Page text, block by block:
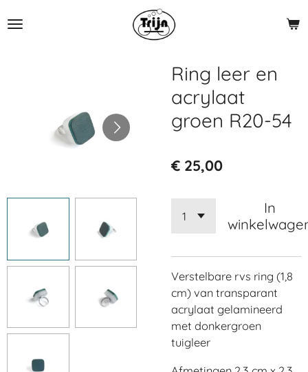
direct
Ring leer en
acrylaat
groen R20-54
€ 25,00
In
Verstelbare rvs ring (1,8
cm) van transparant
acrylaat gelamineerd
met donkergroen
tuigleer